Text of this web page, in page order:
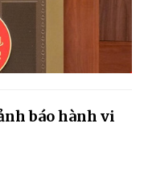
báo hành vi